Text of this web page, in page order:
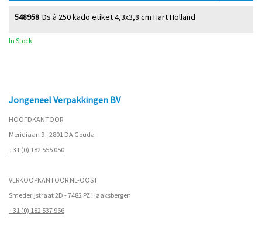
Ds à 250 kado etiket 4,3x3,8 cm Hart Holland
548958
In Stock
Jongeneel Verpakkingen BV
HOOFDKANTOOR
Meridiaan 9 - 2801 DA Gouda
+31 (0) 182 555 050
VERKOOPKANTOOR NL-OOST
Smederijstraat 2D - 7482 PZ Haaksbergen
+31 (0) 182 537 966